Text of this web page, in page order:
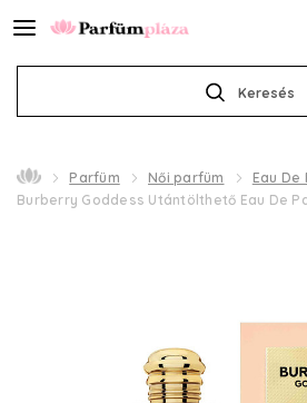
Keresés
Parfüm Női parfüm Eau De
Burberry Goddess Utántölthető Eau De